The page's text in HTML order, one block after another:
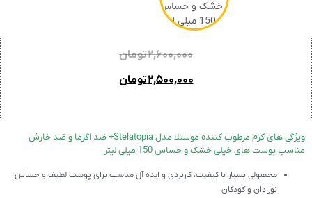
۲,۶۰۰,۰۰۰تومان
۲,۵۰۰,۰۰۰تومان
ویژگی های کرم مرطوب کننده موستلا مدل Stelatopia+ ضد اگزما و ضد خارش
مناسب پوست های خیلی خشک و حساس 150 میلی لیتر
محصولی بسیار با کیفیت، کاربردی و ایده آل مناسب برای پوست لطیف و حساس
نوزادان و کودکان